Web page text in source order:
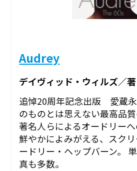
Audrey
デイヴィッド・ウィルズ／
追悼20周年記念出版 愛蔵
のものとは思えない最高品
著名人らによるオードリー
鮮やかによみがえる、スク
ードリー・ヘップバーン。
真も多数。